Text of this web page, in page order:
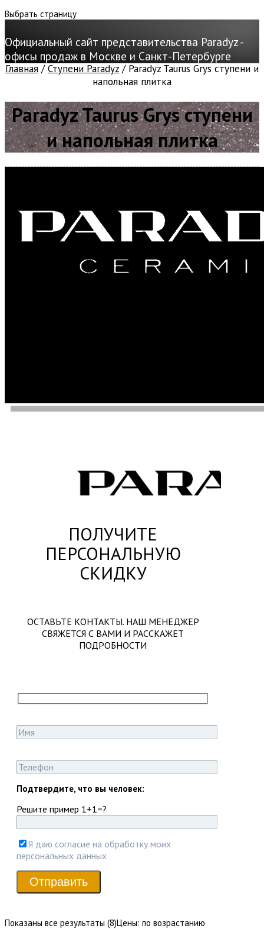
Выбрать страницу
Официальный сайт представительства Paradyz -
офисы продаж в Москве и Санкт-Петербурге
Главная /Ступени Paradyz / Paradyz Taurus Grys ступени и
напольная плитка
Paradyz Taurus Grys ступени
и напольная плитка
ПОЛУЧИТЕ
ПЕРСОНАЛЬНУЮ
СКИДКУ
ОСТАВЬТЕ КОНТАКТЫ. НАШ МЕНЕДЖЕР
СВЯЖЕТСЯ С ВАМИ И РАССКАЖЕТ
ПОДРОБНОСТИ
Подтвердите, что вы человек:
Решите пример 1+1=?
Я даю согласие на обработку моих
персональных данных
Отправить
Показаны все результаты (8)Цены: по возрастанию